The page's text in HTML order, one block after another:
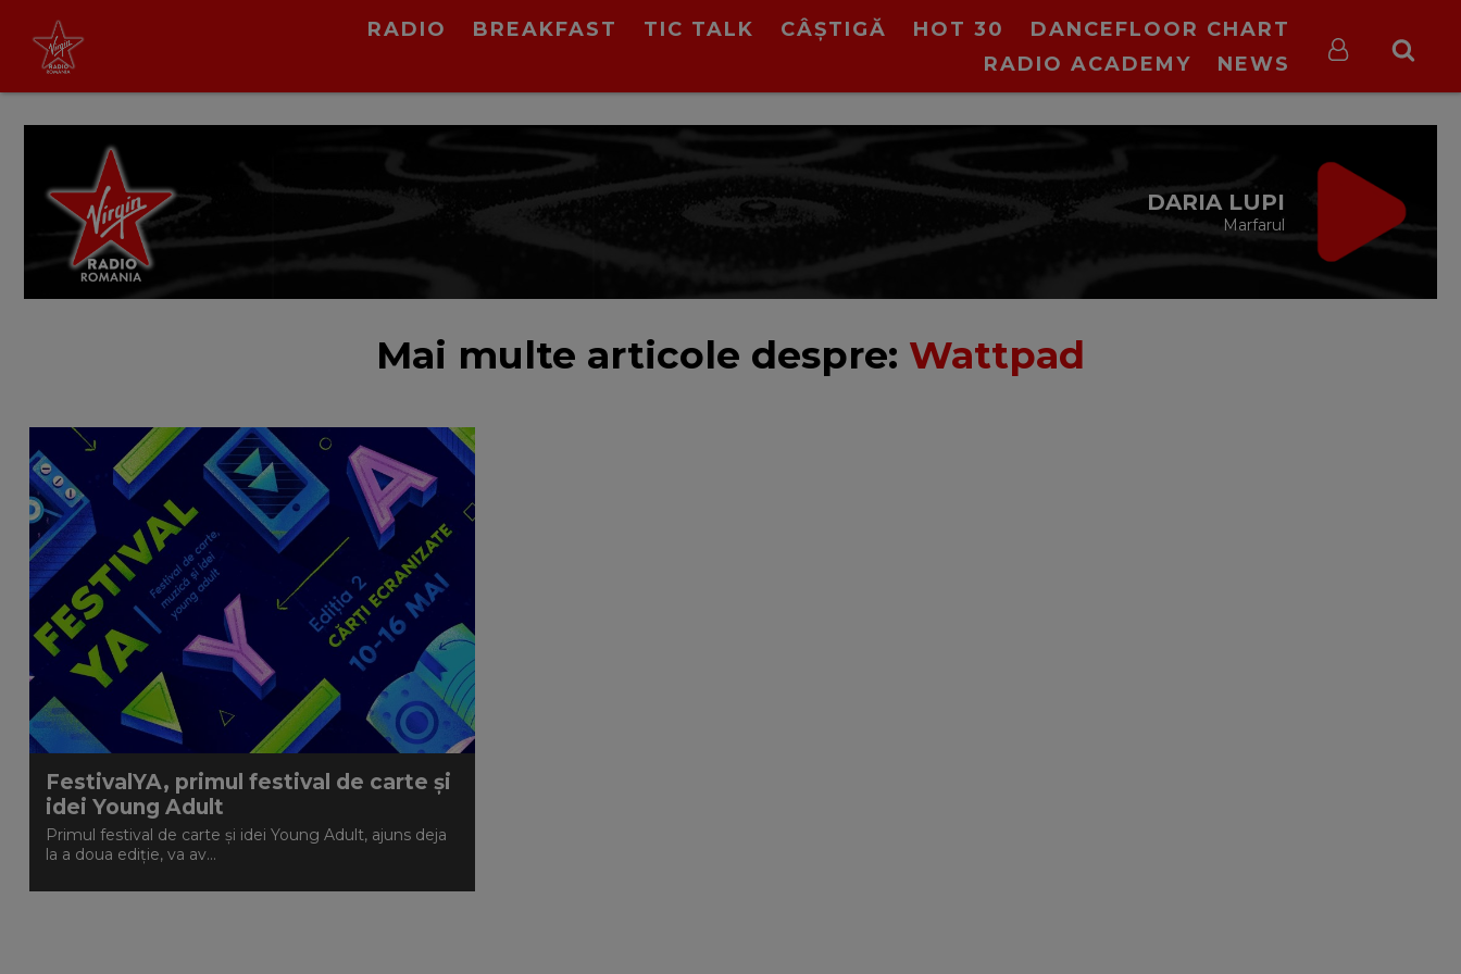
RADIO BREAKFAST TIC TALK CÂȘTIGĂ HOT 30
DANCEFLOOR CHART
RADIO ACADEMY
NEWS
DARIA LUPI
Marfarul
Mai multe articole despre: Wattpad
FestivalYA, primul festival de carte și
idei Young Adult
Primul festival de carte și idei Young Adult, ajuns deja
la a doua ediție, va av...